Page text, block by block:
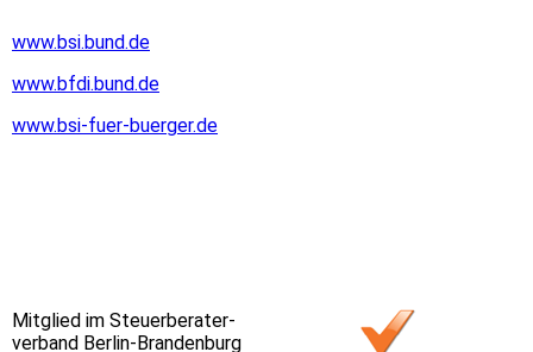
www.bsi.bund.de
www.bfdi.bund.de
www.bsi-fuer-buerger.de
Mitglied im Steuerberater­
verband Berlin-Brandenburg